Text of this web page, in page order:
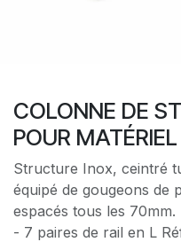
COLONNE DE
POUR
Structure Inox, ceintré
équipé de gougeons de
espacés tous les 70mm.
- 7 paires de rail en L